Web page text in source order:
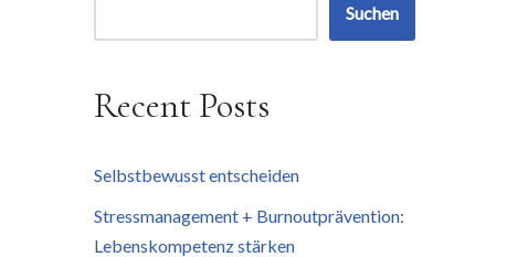
Suchen
Recent Posts
Selbstbewusst entscheiden
Stressmanagement + Burnoutprävention:
Lebenskompetenz stärken